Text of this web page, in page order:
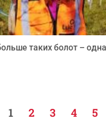
таких болот –
1 2 3 4 5